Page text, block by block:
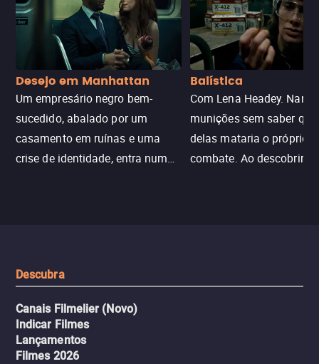
Desejo em Manhattan
Um empresário negro bem-
sucedido, abalado por um
casamento em ruínas e uma
crise de identidade, entra num
Balística
Com Lena Headey.
munições sem saber
delas mataria o próprio
combate. Ao descobrir a
Descubra
Canais Filmelier (Novo)
Indicar Filmes
Lançamentos
Filmes 2026